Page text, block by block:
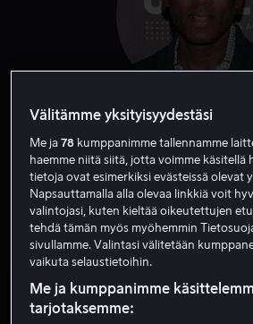
Romany
Näyttelijä
Välitämme yksityisyydestäsi
Me ja78 kumppanimme tallennamme
haemme niitä siitä, jotta voimme käsitellä
tietoja ovat esimerkiksi evästeissä olevat
Napsauttamalla alla olevaa linkkiä voit
valintojasi, kuten kieltää oikeutettujen
tehdä tämän myös myöhemmin
sivullamme. Valintasi välitetään
vaikuta selaustietoihin.
Me ja kumppanimme
tarjotaksemme: